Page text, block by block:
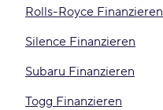
Rolls-Royce Finanzieren
Silence Finanzieren
Subaru Finanzieren
Togg Finanzieren